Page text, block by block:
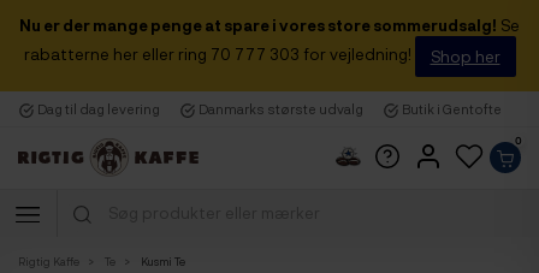
Nu er der mange penge at spare i vores store sommerudsalg! Se
rabatterne her eller ring 70 777 303 for vejledning!
Shop her
Dag til dag levering Danmarks største udvalg Butik i Gentofte
0
Rigtig Kaffe Te Kusmi Te